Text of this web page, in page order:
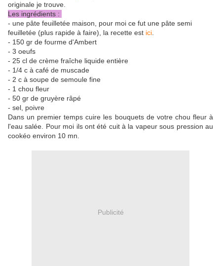
originale je trouve.
Les ingrédients :
- une pâte feuilletée maison, pour moi ce fut une pâte semi
feuilletée (plus rapide à faire), la recette est ici
- 150 gr de fourme d'Ambert
- 3 oeufs
- 25 cl de crème fraîche liquide entière
- 1/4 c à café de muscade
- 2 c à soupe de semoule fine
- 1 chou fleur
- 50 gr de gruyère râpé
- sel, poivre
Dans un premier temps cuire les bouquets de votre chou fleur à
l'eau salée. Pour moi ils ont été cuit à la vapeur sous pression au
cookéo environ 10 mn.
Publicité